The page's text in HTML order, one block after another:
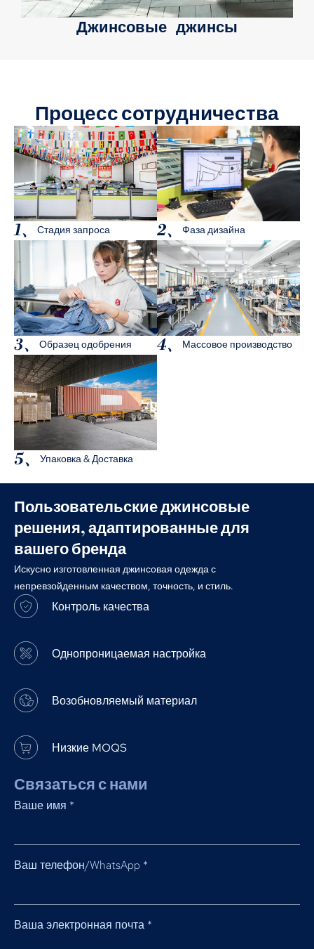
Джинсовые джинсы
Процесс сотрудничества
1、 Стадия запроса 2、 Фаза дизайна
3、 Образец одобрения 4、 Массовое производство
5、 Упаковка & Доставка
Пользовательские джинсовые
решения, адаптированные для
вашего бренда
Искусно изготовленная джинсовая одежда с
непревзойденным качеством, точность, и стиль.
Контроль качества
Однопроницаемая настройка
Возобновляемый материал
Низкие MOQS
Связаться с нами
Ваше имя *
Ваш телефон/WhatsApp *
Ваша электронная почта *